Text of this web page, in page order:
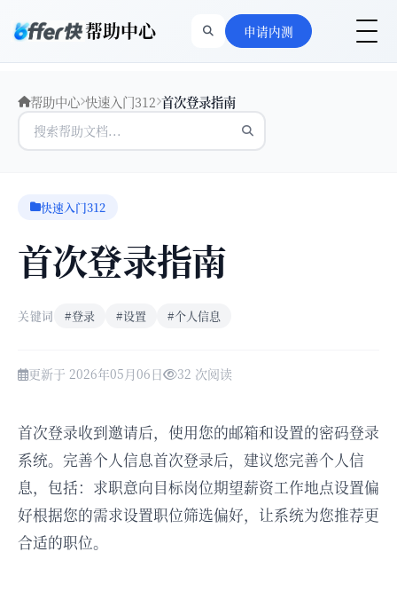
帮助中心 申请内测
帮助中心 快速入门312 首次登录指南
快速入门312
首次登录指南
关键词 #登录 #设置 #个人信息
更新于 2026年05月06日 32 次阅读
首次登录收到邀请后，使用您的邮箱和设置的密码登录
系统。完善个人信息首次登录后，建议您完善个人信
息，包括：求职意向目标岗位期望薪资工作地点设置偏
好根据您的需求设置职位筛选偏好，让系统为您推荐更
合适的职位。